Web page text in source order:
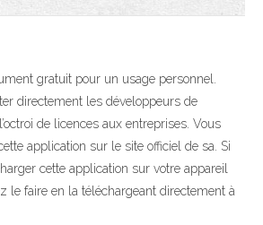
gratuit pour un usage personnel.
directement les développeurs de
de licences aux entreprises. Vous
application sur le site officiel de sa. Si
cette application sur votre appareil
le faire en la téléchargeant directement à